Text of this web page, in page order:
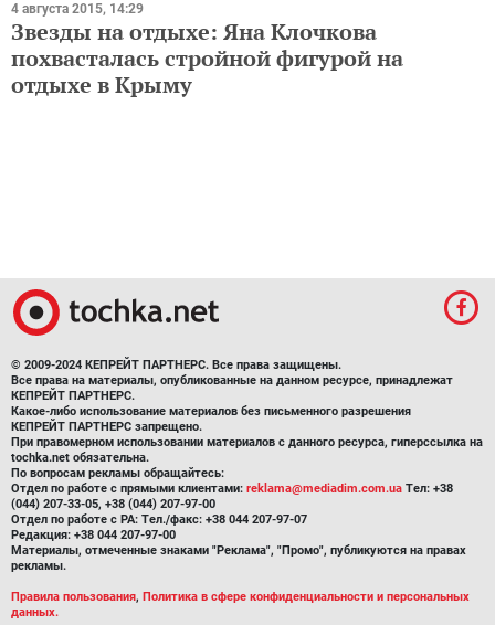
4 августа 2015, 14:29
Звезды на отдыхе: Яна Клочкова
похвасталась стройной фигурой на
отдыхе в Крыму
© 2009-2024 КЕПРЕЙТ ПАРТНЕРС. Все права защищены.
Все права на материалы, опубликованные на данном ресурсе, принадлежат
КЕПРЕЙТ ПАРТНЕРС.
Какое-либо использование материалов без письменного разрешения
КЕПРЕЙТ ПАРТНЕРС запрещено.
При правомерном использовании материалов с данного ресурса, гиперссылка на
tochka.net обязательна.
По вопросам рекламы обращайтесь:
Отдел по работе с прямыми клиентами: reklama@mediadim.com.ua Тел: +38
(044) 207-33-05, +38 (044) 207-97-00
Отдел по работе с РА: Тел./факс: +38 044 207-97-07
Редакция: +38 044 207-97-00
Материалы, отмеченные знаками "Реклама", "Промо", публикуются на правах
рекламы.
Правила пользования, Политика в сфере конфиденциальности и персональных
данных.